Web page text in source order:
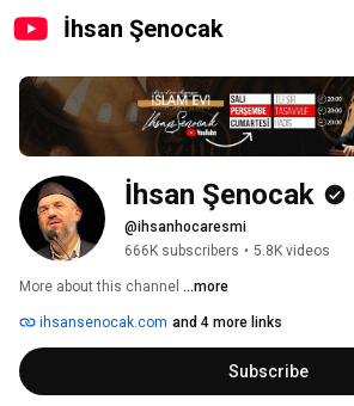
İhsan Şenocak
İhsan Şenocak
@ihsanhocaresmi
666K subscribers • 5.8K videos
More about this channel ...more
ihsansenocak.com and 4 more links
Subscribe